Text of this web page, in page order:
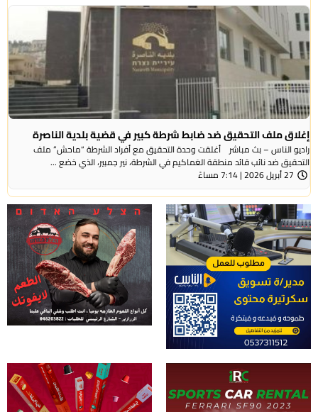
إغلاق ملف التحقيق ضد ضابط شرطة كبير في قضية بلدية الناصرة
راديو الناس – بث مباشر أغلقت وحدة التحقيق مع أفراد الشرطة “ماحش” ملف
التحقيق ضد نائب قائد منطقة العَماكيم في الشرطة، نير جمبير، الذي خضع ...
27 أبريل 2026 | 7:14 مساءً